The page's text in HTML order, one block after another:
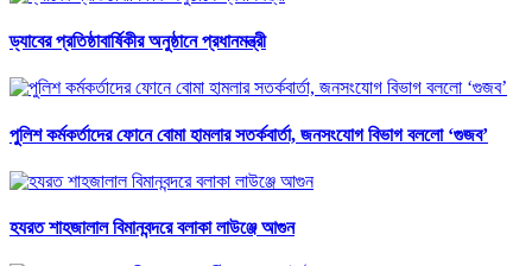
ড্যাবের প্রতিষ্ঠাবার্ষিকীর অনুষ্ঠানে প্রধানমন্ত্রী
পুলিশ কর্মকর্তাদের ফোনে বোমা হামলার সতর্কবার্তা, জনসংযোগ বিভাগ বললো ‘গুজব’
হযরত শাহজালাল বিমানবন্দরে বলাকা লাউঞ্জে আগুন